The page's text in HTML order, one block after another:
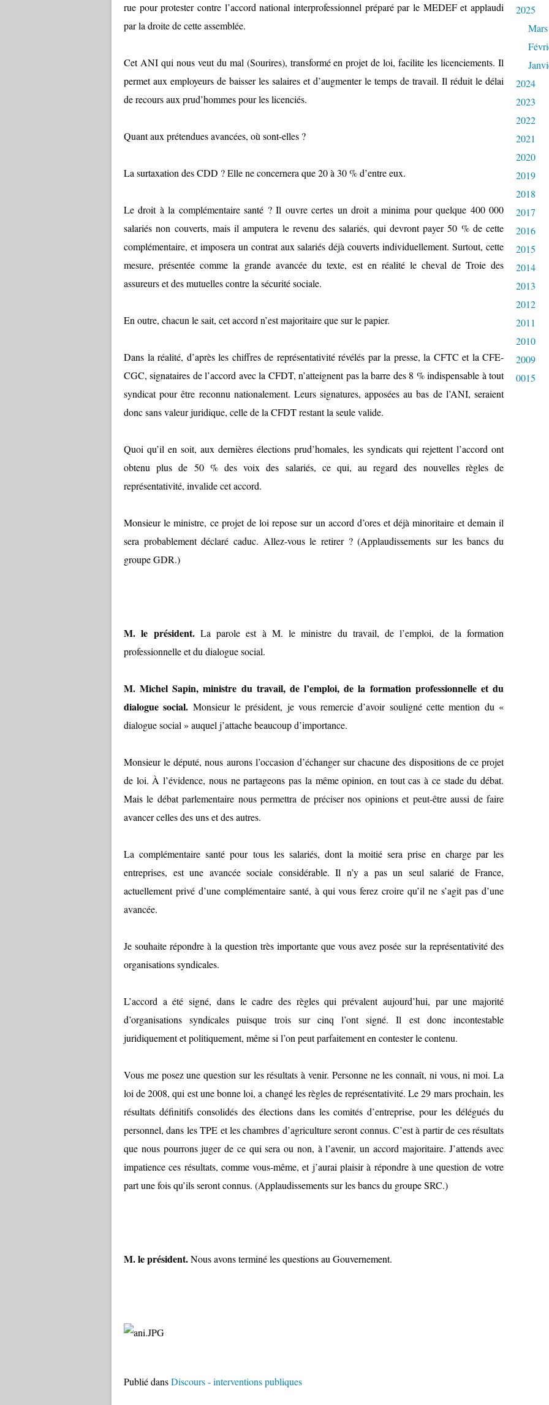
rue pour protester contre l’accord national interprofessionnel préparé par le MEDEF et applaudi
par la droite de cette assemblée.
Cet ANI qui nous veut du mal (Sourires), transformé en projet de loi, facilite les licenciements. Il
permet aux employeurs de baisser les salaires et d’augmenter le temps de travail. Il réduit le délai
de recours aux prud’hommes pour les licenciés.
Quant aux prétendues avancées, où sont-elles ?
La surtaxation des CDD ? Elle ne concernera que 20 à 30 % d’entre eux.
Le droit à la complémentaire santé ? Il ouvre certes un droit a minima pour quelque 400 000
salariés non couverts, mais il amputera le revenu des salariés, qui devront payer 50 % de cette
complémentaire, et imposera un contrat aux salariés déjà couverts individuellement. Surtout, cette
mesure, présentée comme la grande avancée du texte, est en réalité le cheval de Troie des
assureurs et des mutuelles contre la sécurité sociale.
En outre, chacun le sait, cet accord n’est majoritaire que sur le papier.
Dans la réalité, d’après les chiffres de représentativité révélés par la presse, la CFTC et la CFE-
CGC, signataires de l’accord avec la CFDT, n’atteignent pas la barre des 8 % indispensable à tout
syndicat pour être reconnu nationalement. Leurs signatures, apposées au bas de l’ANI, seraient
donc sans valeur juridique, celle de la CFDT restant la seule valide.
Quoi qu’il en soit, aux dernières élections prud’homales, les syndicats qui rejettent l’accord ont
obtenu plus de 50 % des voix des salariés, ce qui, au regard des nouvelles règles de
représentativité, invalide cet accord.
Monsieur le ministre, ce projet de loi repose sur un accord d’ores et déjà minoritaire et demain il
sera probablement déclaré caduc. Allez-vous le retirer ? (Applaudissements sur les bancs du
groupe GDR.)
M. le président.La parole est à M. le ministre du travail, de l’emploi, de la formation
professionnelle et du dialogue social.
M. Michel Sapin, ministre du travail, de l’emploi, de la formation professionnelle et du
dialogue social. Monsieur le président, je vous remercie d’avoir souligné cette mention du «
dialogue social » auquel j’attache beaucoup d’importance.
Monsieur le député, nous aurons l’occasion d’échanger sur chacune des dispositions de ce projet
de loi. À l’évidence, nous ne partageons pas la même opinion, en tout cas à ce stade du débat.
Mais le débat parlementaire nous permettra de préciser nos opinions et peut-être aussi de faire
avancer celles des uns et des autres.
La complémentaire santé pour tous les salariés, dont la moitié sera prise en charge par les
entreprises, est une avancée sociale considérable. Il n’y a pas un seul salarié de France,
actuellement privé d’une complémentaire santé, à qui vous ferez croire qu’il ne s’agit pas d’une
avancée.
Je souhaite répondre à la question très importante que vous avez posée sur la représentativité des
organisations syndicales.
L’accord a été signé, dans le cadre des règles qui prévalent aujourd’hui, par une majorité
d’organisations syndicales puisque trois sur cinq l’ont signé. Il est donc incontestable
juridiquement et politiquement, même si l’on peut parfaitement en contester le contenu.
Vous me posez une question sur les résultats à venir. Personne ne les connaît, ni vous, ni moi. La
loi de 2008, qui est une bonne loi, a changé les règles de représentativité. Le 29 mars prochain, les
résultats définitifs consolidés des élections dans les comités d’entreprise, pour les délégués du
personnel, dans les TPE et les chambres d’agriculture seront connus. C’est à partir de ces résultats
que nous pourrons juger de ce qui sera ou non, à l’avenir, un accord majoritaire. J’attends avec
impatience ces résultats, comme vous-même, et j’aurai plaisir à répondre à une question de votre
part une fois qu’ils seront connus. (Applaudissements sur les bancs du groupe SRC.)
M. le président.Nous avons terminé les questions au Gouvernement.
Publié dansDiscours - interventions publiques
2025
Mars
2024
2023
2022
2021
2020
2019
2018
2017
2016
2015
2014
2013
2012
2011
2010
2009
0015